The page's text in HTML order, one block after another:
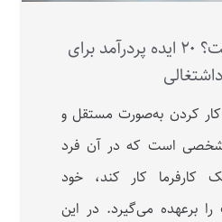
خوداشتغالی چیست؟ ۲۰ ایده پردرآمد برای
کار کردن به‌صورت مستقل و
شخصی است که در آن فرد
کارفرما کار کند، خود
برعهده می‌گیرد. در این